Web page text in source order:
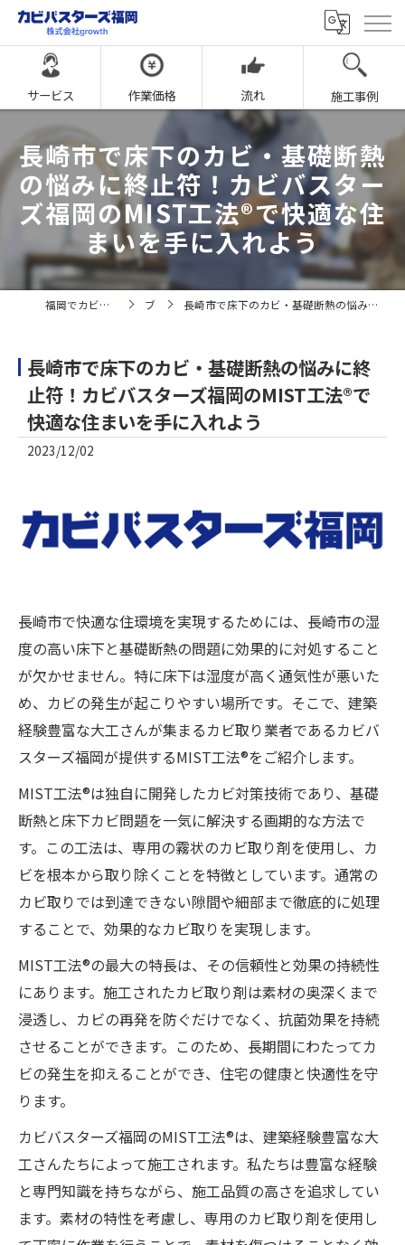
サービス 作業価格 流れ 施工事例
長崎市で床下のカビ・基礎断熱
の悩みに終止符！カビバスター
ズ福岡のMIST工法®で快適な住
まいを手に入れよう
福岡でカビ取りならカビバスターズ福岡 ブログ 長崎市で床下のカビ・基礎断熱の悩みに終止符！カビバスターズ福岡のMIST工法®で快適な住まいを手に入れよう
長崎市で床下のカビ・基礎断熱の悩みに終
止符！カビバスターズ福岡のMIST工法®で
快適な住まいを手に入れよう
2023/12/02
長崎市で快適な住環境を実現するためには、長崎市の湿
度の高い床下と基礎断熱の問題に効果的に対処すること
が欠かせません。特に床下は湿度が高く通気性が悪いた
め、カビの発生が起こりやすい場所です。そこで、建築
経験豊富な大工さんが集まるカビ取り業者であるカビバ
スターズ福岡が提供するMIST工法®をご紹介します。
MIST工法®は独自に開発したカビ対策技術であり、基礎
断熱と床下カビ問題を一気に解決する画期的な方法で
す。この工法は、専用の霧状のカビ取り剤を使用し、カ
ビを根本から取り除くことを特徴としています。通常の
カビ取りでは到達できない隙間や細部まで徹底的に処理
することで、効果的なカビ取りを実現します。
MIST工法®の最大の特長は、その信頼性と効果の持続性
にあります。施工されたカビ取り剤は素材の奥深くまで
浸透し、カビの再発を防ぐだけでなく、抗菌効果を持続
させることができます。このため、長期間にわたってカ
ビの発生を抑えることができ、住宅の健康と快適性を守
ります。
カビバスターズ福岡のMIST工法®は、建築経験豊富な大
工さんたちによって施工されます。私たちは豊富な経験
と専門知識を持ちながら、施工品質の高さを追求してい
ます。素材の特性を考慮し、専用のカビ取り剤を使用し